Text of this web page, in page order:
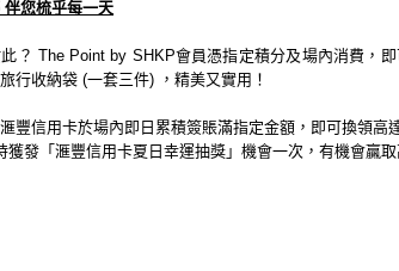
伴您梳乎每一天
？ The Point by SHKP會員憑指定積分及場內消費，
行收納袋 (一套三件) ，精美又實用！
豐信用卡於場內 即日累積簽賬滿指定金額， 即可換領高
獲發「滙豐信用卡夏日幸運抽獎」機會一次， 有機會贏取